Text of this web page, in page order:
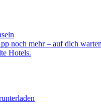
noch mehr – auf dich
Hotels.